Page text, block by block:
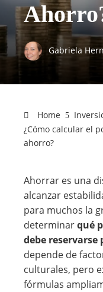
Gabriela
Home
¿Cómo calcular el
ahorro?
Ahorrar es una
alcanzar
para muchos la
determinarqué
debe
depende de
culturales, pero
fórmulas